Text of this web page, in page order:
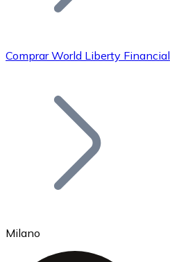
Bitcoin
Comprar World Liberty Financial
Milano